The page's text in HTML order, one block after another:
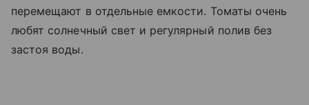
перемещают в отдельные емкости. Томаты очень
любят солнечный свет и регулярный полив без
застоя воды.